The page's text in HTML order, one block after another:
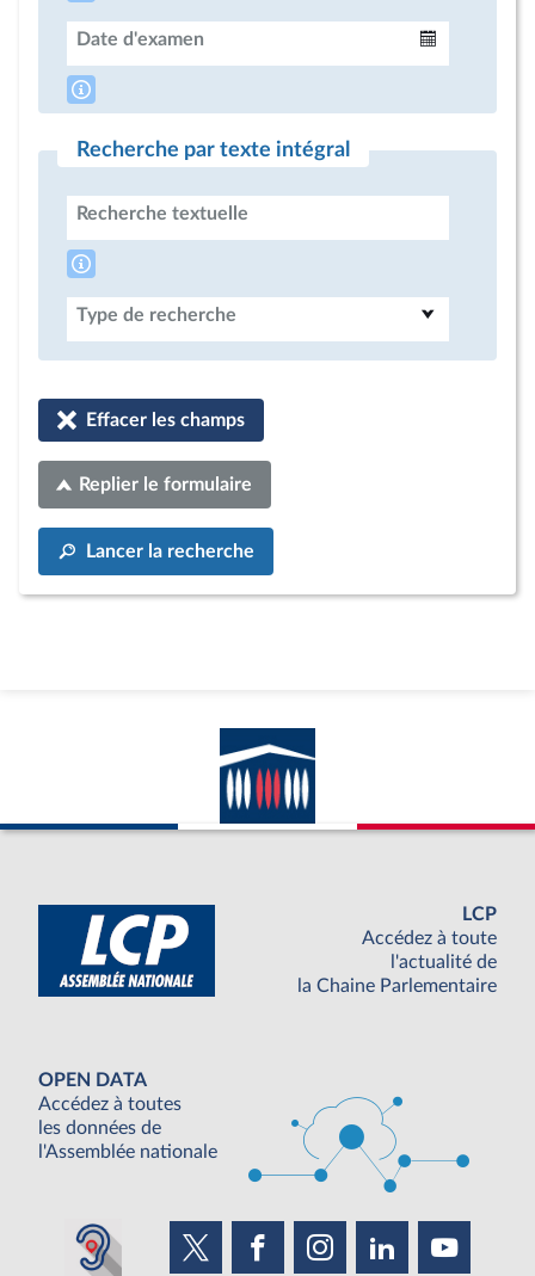
Date d'examen
Recherche par texte intégral
Recherche textuelle
Type de recherche
Effacer les champs
Replier le formulaire
Lancer la recherche
LCP
Accédez à toute
l'actualité de
la Chaine Parlementaire
OPEN DATA
Accédez à toutes
les données de
l'Assemblée nationale